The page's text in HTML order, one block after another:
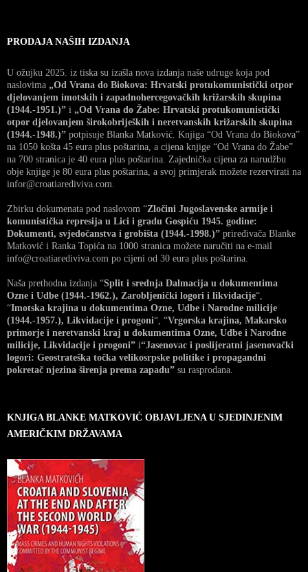
PRODAJA NAŠIH IZDANJA
U ožujku 2025. iz tiska su izašla nova izdanja naše udruge koja pod
naslovima „Od Vrana do Biokova: Hrvatski protukomunistički otpor
djelovanjem imotskih i zapadnohercegovačkih križarskih skupina
(1944.-1951.)” i „Od Vrana do Žabe: Hrvatski protukomunistički
otpor djelovanjem širokobrijeških i neretvanskih križarskih skupina
(1944.-1948.)” potpisuje Blanka Matković. Knjiga “Od Vrana do Biokova”
na 1050 košta 45 eura plus poštarina, a cijena knjige “Od Vrana do Žabe”
na 700 stranica je 40 eura plus poštarina. Zajednička cijena za narudžbu
obje knjige je 80 eura plus poštarina, a svoj primjerak možete rezervirati na
infor@croatiarediviva.com.
Zbirku dokumenata pod naslovom “Zločini Jugoslavenske armije i
komunistička represija u Lici i gradu Gospiću 1945. godine:
Dokumenti, svjedočanstva i grobišta (1944.-1998.)” priređivača Blanke
Matković i Ranka Topića na 1000 stranica možete naručiti na e-mail
info@croatiarediviva.com po cijeni od 30 eura plus poštarina.
Naša prethodna izdanja “Split i srednja Dalmacija u dokumentima
Ozne i Udbe (1944.-1962.), Zarobljenički logori i likvidacije“,
“Imotska krajina u dokumentima Ozne, Udbe i Narodne milicije
(1944.-1957.), Likvidacije i progoni“, “Vrgorska krajina, Makarsko
primorje i neretvanski kraj u dokumentima Ozne, Udbe i Narodne
milicije, Likvidacije i progoni” i“Jasenovac i poslijeratni jasenovački
logori: Geostrateška točka velikosrpske politike i propagandni
pokretač njezina širenja prema zapadu” su rasprodana.
KNJIGA BLANKE MATKOVIĆ OBJAVLJENA U SJEDINJENIM
AMERIČKIM DRŽAVAMA